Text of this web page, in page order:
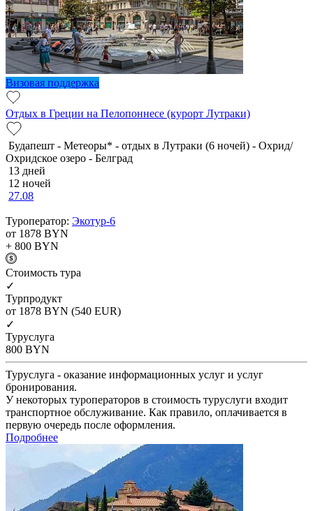
Визовая поддержка
Отдых в Греции на Пелопоннесе (курорт Лутраки)
Будапешт - Метеоры* - отдых в Лутраки (6 ночей) - Охрид/
Охридское озеро - Белград
13 дней
12 ночей
27.08
Туроператор: Экотур-6
от 1878 BYN
+ 800 BYN
Cтоимость тура
✓
Турпродукт
от 1878 BYN (540 EUR)
✓
Туруслуга
800 BYN
Туруслуга - оказание информационных услуг и услуг
бронирования.
У некоторых туроператоров в стоимость туруслуги входит
транспортное обслуживание. Как правило, оплачивается в
первую очередь после оформления.
Подробнее